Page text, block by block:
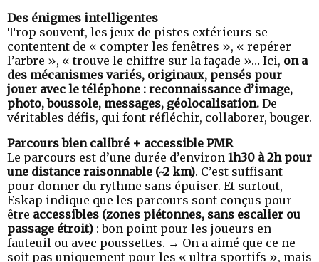
Des énigmes intelligentes
Trop souvent, les jeux de pistes extérieurs se
contentent de « compter les fenêtres », « repérer
l’arbre », « trouve le chiffre sur la façade »… Ici, on a
des mécanismes variés, originaux, pensés pour
jouer avec le téléphone : reconnaissance d’image,
photo, boussole, messages, géolocalisation. De
véritables défis, qui font réfléchir, collaborer, bouger.
Parcours bien calibré + accessible PMR
Le parcours est d’une durée d’environ 1h30 à 2h pour
une distance raisonnable (~2 km). C’est suffisant
pour donner du rythme sans épuiser. Et surtout,
Eskap indique que les parcours sont conçus pour
être accessibles (zones piétonnes, sans escalier ou
passage étroit) : bon point pour les joueurs en
fauteuil ou avec poussettes. → On a aimé que ce ne
soit pas uniquement pour les « ultra sportifs », mais